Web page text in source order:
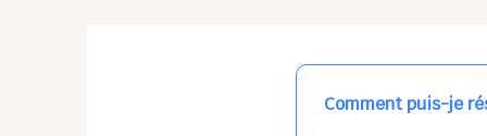
Comment puis-je